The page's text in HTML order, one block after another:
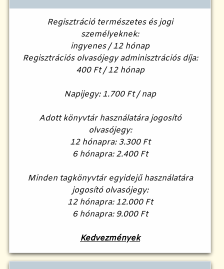
Regisztráció természetes és jogi
személyeknek:
ingyenes / 12 hónap
Regisztrációs olvasójegy adminisztrációs díja:
400 Ft / 12 hónap
Napijegy: 1.700 Ft / nap
Adott könyvtár használatára jogosító
olvasójegy:
12 hónapra: 3.300 Ft
6 hónapra: 2.400 Ft
Minden tagkönyvtár egyidejű használatára
jogosító olvasójegy:
12 hónapra: 12.000 Ft
6 hónapra: 9.000 Ft
Kedvezmények